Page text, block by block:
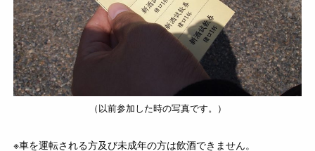
（以前参加した時の写真です。）
※車を運転される方及び未成年の方は飲酒できません。